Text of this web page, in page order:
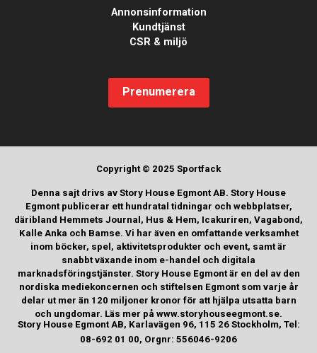
Annonsinformation
Kundtjänst
CSR & miljö
Prenumerera
Copyright © 2025 Sportfack
Denna sajt drivs av Story House Egmont AB. Story House
Egmont publicerar ett hundratal tidningar och webbplatser,
däribland Hemmets Journal, Hus & Hem, Icakuriren, Vagabond,
Kalle Anka och Bamse. Vi har även en omfattande verksamhet
inom böcker, spel, aktivitetsprodukter och event, samt är
snabbt växande inom e-handel och digitala
marknadsföringstjänster. Story House Egmont är en del av den
nordiska mediekoncernen och stiftelsen Egmont som varje år
delar ut mer än 120 miljoner kronor för att hjälpa utsatta barn
och ungdomar. Läs mer på www.storyhouseegmont.se.
Story House Egmont AB, Karlavägen 96, 115 26 Stockholm, Tel:
08-692 01 00, Orgnr: 556046-9206